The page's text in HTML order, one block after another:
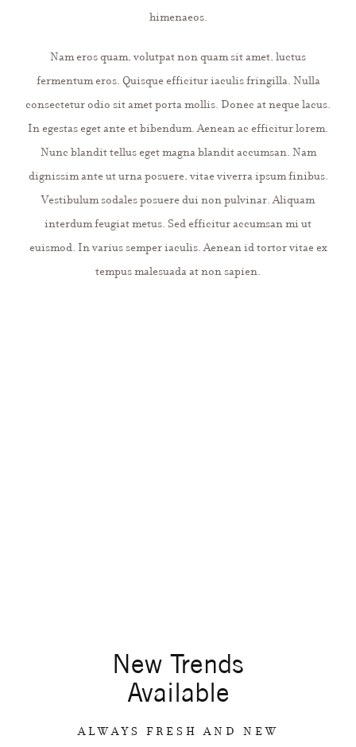
himenaeos.
Nam eros quam, volutpat non quam sit amet, luctus
fermentum eros. Quisque efficitur iaculis fringilla. Nulla
consectetur odio sit amet porta mollis. Donec at neque lacus.
In egestas eget ante et bibendum. Aenean ac efficitur lorem.
Nunc blandit tellus eget magna blandit accumsan. Nam
dignissim ante ut urna posuere, vitae viverra ipsum finibus.
Vestibulum sodales posuere dui non pulvinar. Aliquam
interdum feugiat metus. Sed efficitur accumsan mi ut
euismod. In varius semper iaculis. Aenean id tortor vitae ex
tempus malesuada at non sapien.
New Trends
Available
ALWAYS FRESH AND NEW